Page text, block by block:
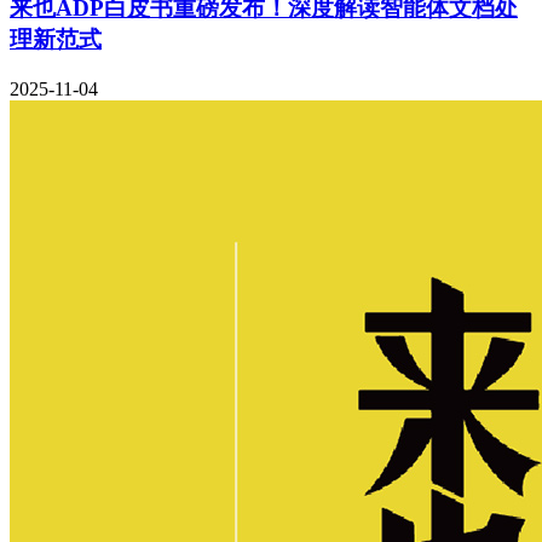
来也ADP白皮书重磅发布！深度解读智能体文档处
理新范式
2025-11-04